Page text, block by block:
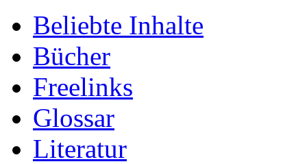
Beliebte Inhalte
Bücher
Freelinks
Glossar
Literatur